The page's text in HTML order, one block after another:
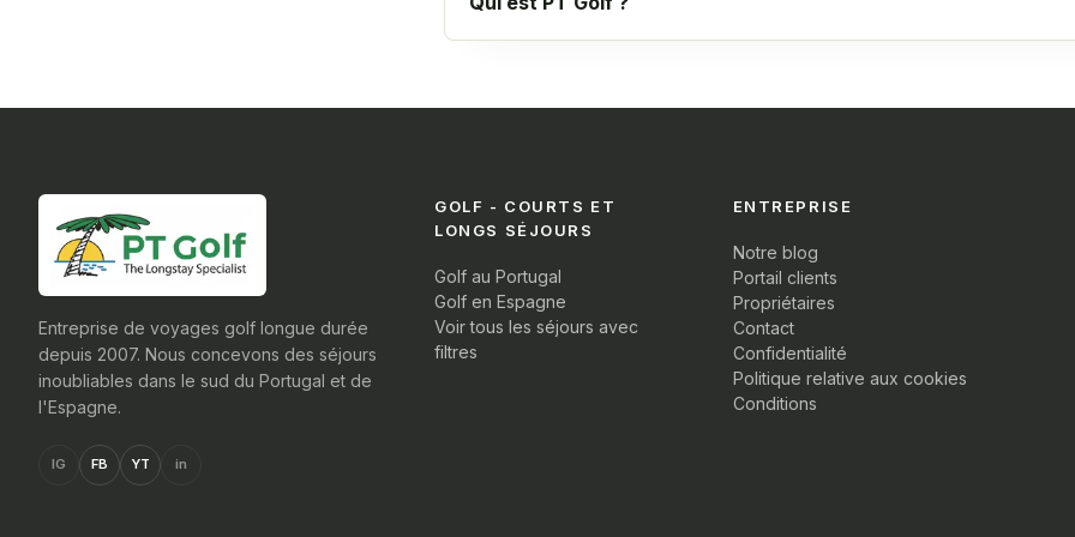
Entreprise de voyages golf longue durée
depuis 2007. Nous concevons des séjours
inoubliables dans le sud du Portugal et de
l'Espagne.
IG FB YT in
GOLF - COURTS ET
LONGS SÉJOURS
Golf au Portugal
Golf en Espagne
Voir tous les séjours avec
filtres
ENTREPRISE
Notre blog
Portail clients
Propriétaires
Contact
Confidentialité
Politique relative aux cookies
Conditions